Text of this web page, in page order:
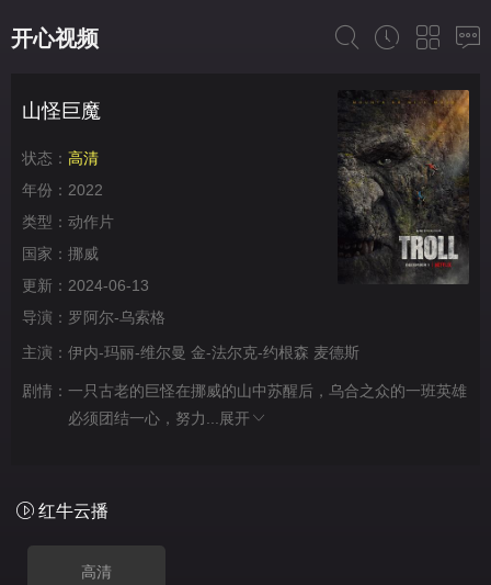
开心视频
山怪巨魔
状态： 高清
年份： 2022
类型： 动作片
国家： 挪威
更新： 2024-06-13
导演： 罗阿尔-乌索格
主演： 伊内-玛丽-维尔曼 金-法尔克-约根森 麦德斯
剧情： 一只古老的巨怪在挪威的山中苏醒后，乌合之众的一班英雄
必须团结一心，努力...
展开
红牛云播
高清